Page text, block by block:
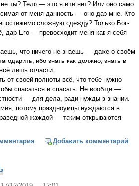
ты? Тело — это я или нет? Или оно само
от меня данность — оно дар мне. Кто
сложную одежду? Только Бог-
дар Его — превосходит меня как я себя
что ничего не знаешь — даже о своём
ибо знать как должно, знать в
лишь отчасти.
от своей полноты всё, что тебе нужно
спасаться и спасать. Не вообще —
— для дела, ради нужды в знании.
потому праздноумцы нуждаются в
жаждой — таким открываются
Добавить комментарий